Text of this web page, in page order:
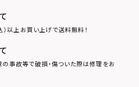
以上お買い上げで送料無料！
事故等で破損・傷ついた際は修理をお